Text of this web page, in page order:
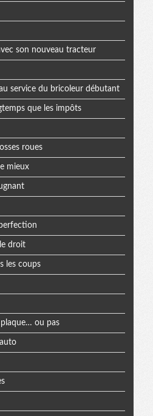
son nouveau tracteur
service du bricoleur débutant
que les impôts
roues
mieux
droit
les coups
plaque… ou pas